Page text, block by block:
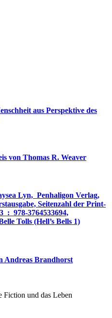
aus Perspektive des
von Thomas R. Weaver
Lyn, ‎ Penhaligon Verlag,
Seitenzahl der Print-
the Belle Tolls (Hell’s Bells 1)
Andreas Brandhorst
Fiction und das Leben